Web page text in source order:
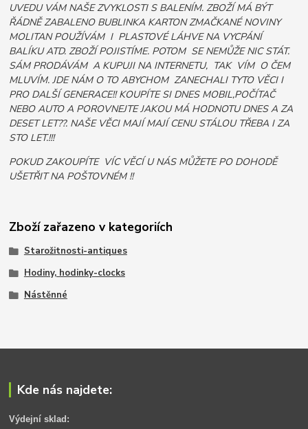
UVEDU VÁM NAŠE ZVYKLOSTI S BALENÍM. ZBOŽÍ MÁ BÝT
ŘÁDNĚ ZABALENO BUBLINKA KARTON ZMAČKANÉ NOVINY
MOLITAN POUŽÍVÁM I PLASTOVÉ LÁHVE NA VYCPÁNÍ
BALÍKU ATD. ZBOŽÍ POJISTÍME. POTOM SE NEMŮŽE NIC STÁT.
SÁM PRODÁVÁM A KUPUJI NA INTERNETU, TAK VÍM O ČEM
MLUVÍM. JDE NÁM O TO ABYCHOM ZANECHALI TYTO VĚCI I
PRO DALŠÍ GENERACE!! KOUPÍTE SI DNES MOBIL,POČÍTAČ
NEBO AUTO A POROVNEJTE JAKOU MÁ HODNOTU DNES A ZA
DESET LET??. NAŠE VĚCI MAJÍ MAJÍ CENU STÁLOU TŘEBA I ZA
STO LET.!!!
POKUD ZAKOUPÍTE VÍC VĚCÍ U NÁS MŮŽETE PO DOHODĚ
UŠETŘIT NA POŠTOVNÉM !!
Zboží zařazeno v kategoriích
Starožitnosti-antiques
Hodiny, hodinky-clocks
Nástěnné
Kde nás najdete:
Výdejní sklad: